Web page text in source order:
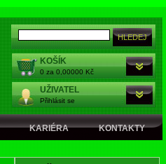
KOŠÍK
0 za 0,00000 Kč
UŽIVATEL
Přihlásit se
KARIÉRA KONTAKTY